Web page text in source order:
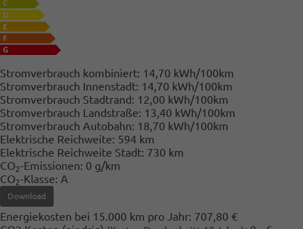
Stromverbrauch kombiniert: 14,70 kWh/100km
Stromverbrauch Innenstadt: 14,70 kWh/100km
Stromverbrauch Stadtrand: 12,00 kWh/100km
Stromverbrauch Landstraße: 13,40 kWh/100km
Stromverbrauch Autobahn: 18,70 kWh/100km
Elektrische Reichweite: 594 km
Elektrische Reichweite Stadt: 730 km
CO2-Emissionen: 0 g/km
CO2-Klasse: A
Download
Energiekosten bei 15.000 km pro Jahr: 707,80 €